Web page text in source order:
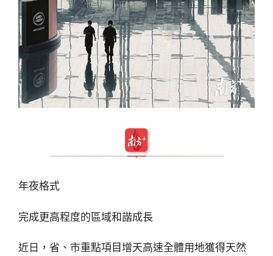
年夜格式
完成更高程度的區域和諧成長
近日，省、市重點項目增天高速全體用地獲得天然